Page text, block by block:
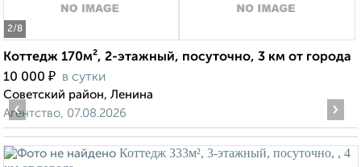
2/8
Коттедж 170м², 2-этажный, посуточно, 3 км от города
10 000 ₽ в сутки
Советский район, Ленина
Агентство, 07.08.2026
‹ ›